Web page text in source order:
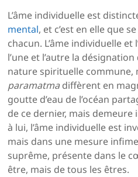
L’âme individuelle est
mental, et c’est en elle que
chacun. L’âme individuelle
l’une et l’autre la désignation
nature spirituelle commune,
paramatmadiffèrent en
goutte d’eau de l’océan
de ce dernier, mais
à lui, l’âme individuelle est
mais dans une mesure
suprême, présente dans le
être, mais de tous les êtres.